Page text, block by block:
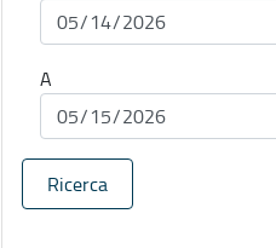
A
Ricerca